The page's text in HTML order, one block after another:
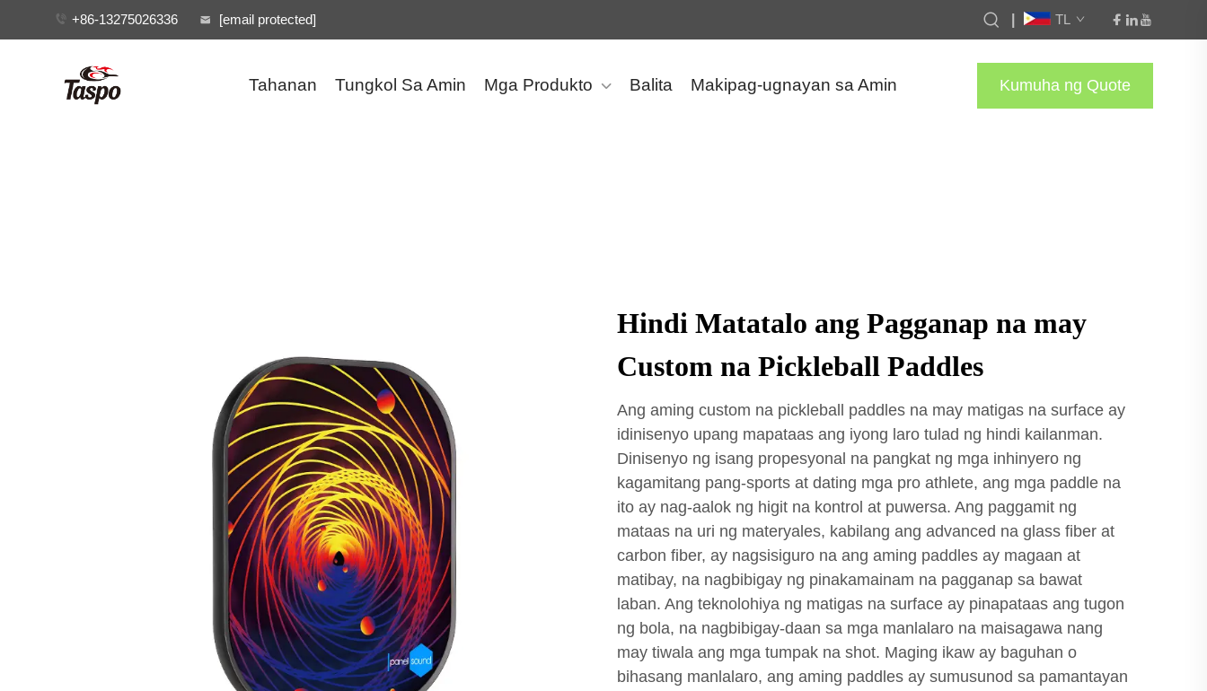
+86-13275026336 [email protected] TL
Tahanan Tungkol Sa Amin Mga Produkto Balita Makipag-ugnayan sa Amin Kumuha ng Quote
Hindi Matatalo ang Pagganap na may
Custom na Pickleball Paddles
Ang aming custom na pickleball paddles na may matigas na surface ay
idinisenyo upang mapataas ang iyong laro tulad ng hindi kailanman.
Dinisenyo ng isang propesyonal na pangkat ng mga inhinyero ng
kagamitang pang-sports at dating mga pro athlete, ang mga paddle na
ito ay nag-aalok ng higit na kontrol at puwersa. Ang paggamit ng
mataas na uri ng materyales, kabilang ang advanced na glass fiber at
carbon fiber, ay nagsisiguro na ang aming paddles ay magaan at
matibay, na nagbibigay ng pinakamainam na pagganap sa bawat
laban. Ang teknolohiya ng matigas na surface ay pinapataas ang tugon
ng bola, na nagbibigay-daan sa mga manlalaro na maisagawa nang
may tiwala ang mga tumpak na shot. Maging ikaw ay baguhan o
bihasang manlalaro, ang aming paddles ay sumusunod sa pamantayan